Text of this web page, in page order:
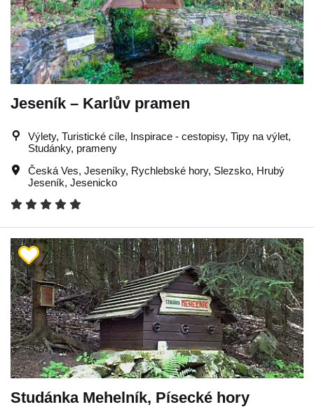
Jeseník – Karlův pramen
Výlety, Turistické cíle, Inspirace - cestopisy, Tipy na výlet,
Studánky, prameny
Česká Ves, Jeseníky, Rychlebské hory, Slezsko, Hrubý
Jeseník, Jesenicko
Studánka Mehelník, Písecké hory